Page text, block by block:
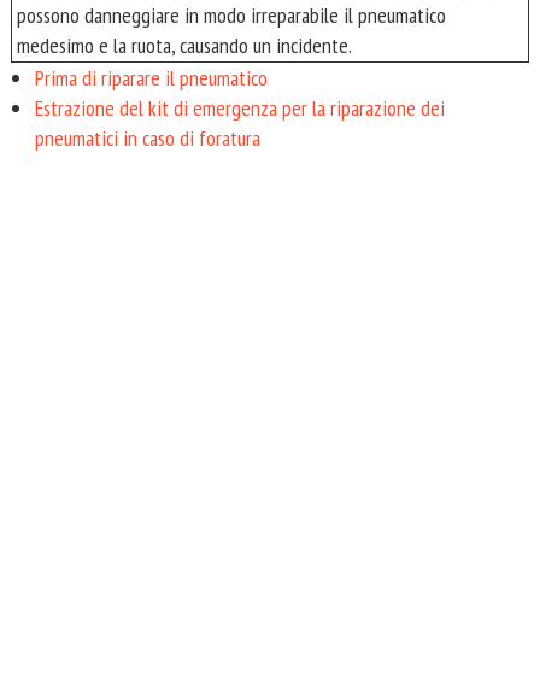
possono danneggiare in modo irreparabile il pneumatico
medesimo e la ruota, causando un incidente.
Prima di riparare il pneumatico
Estrazione del kit di emergenza per la riparazione dei
pneumatici in caso di foratura